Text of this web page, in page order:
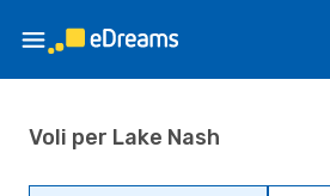
Voli per Lake Nash